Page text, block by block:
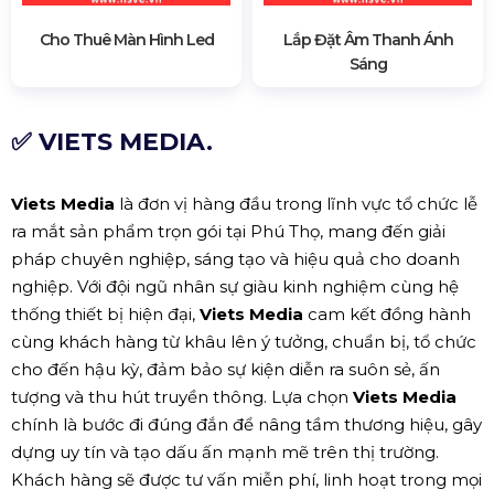
Cho Thuê Màn Hình Led
Lắp Đặt Âm Thanh Ánh
Sáng
✅ VIETS MEDIA.
Viets Media là đơn vị hàng đầu trong lĩnh vực tổ chức lễ
ra mắt sản phẩm trọn gói tại Phú Thọ, mang đến giải
pháp chuyên nghiệp, sáng tạo và hiệu quả cho doanh
nghiệp. Với đội ngũ nhân sự giàu kinh nghiệm cùng hệ
thống thiết bị hiện đại, Viets Media cam kết đồng hành
cùng khách hàng từ khâu lên ý tưởng, chuẩn bị, tổ chức
cho đến hậu kỳ, đảm bảo sự kiện diễn ra suôn sẻ, ấn
tượng và thu hút truyền thông. Lựa chọn Viets Media
chính là bước đi đúng đắn để nâng tầm thương hiệu, gây
dựng uy tín và tạo dấu ấn mạnh mẽ trên thị trường.
Khách hàng sẽ được tư vấn miễn phí, linh hoạt trong mọi